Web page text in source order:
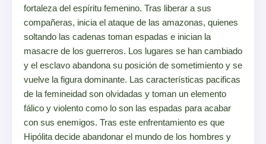
fortaleza del espíritu femenino. Tras liberar a sus
compañeras, inicia el ataque de las amazonas, quienes
soltando las cadenas toman espadas e inician la
masacre de los guerreros. Los lugares se han cambiado
y el esclavo abandona su posición de sometimiento y se
vuelve la figura dominante. Las características pacificas
de la femineidad son olvidadas y toman un elemento
fálico y violento como lo son las espadas para acabar
con sus enemigos. Tras este enfrentamiento es que
Hipólita decide abandonar el mundo de los hombres y